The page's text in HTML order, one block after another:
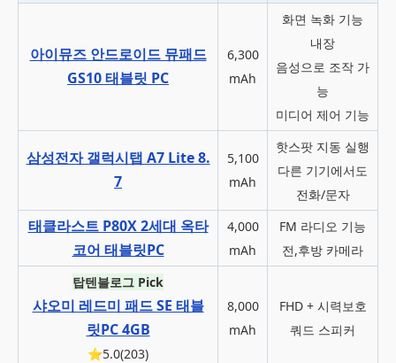
아이뮤즈 안드로이드 뮤패드
GS10 태블릿 PC
6,300
mAh
화면 녹화 기능
내장
음성으로 조작 가
능
미디어 제어 기능
삼성전자 갤럭시탭 A7 Lite 8.
7
5,100
mAh
핫스팟 지동 실행
다른 기기에서도
전화/문자
태클라스트 P80X 2세대 옥타
코어 태블릿PC
4,000
mAh
FM 라디오 기능
전,후방 카메라
탑텐블로그 Pick
샤오미 레드미 패드 SE 태블
릿PC 4GB
⭐5.0(203)
8,000
mAh
FHD + 시력보호
쿼드 스피커